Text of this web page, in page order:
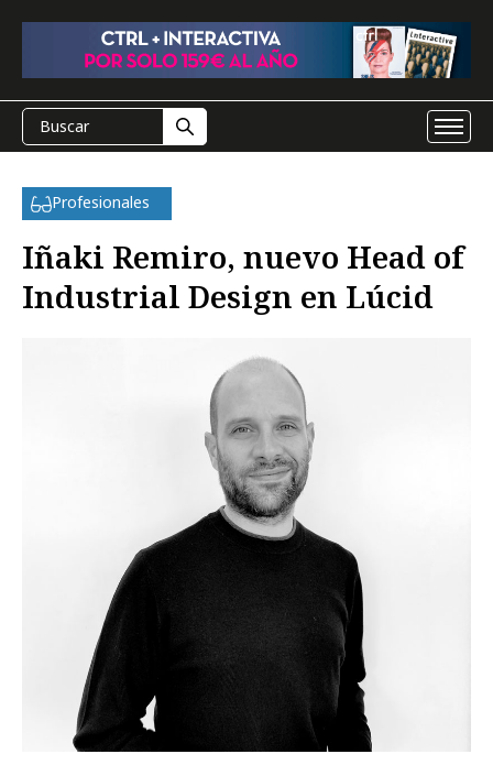
Profesionales
Iñaki Remiro, nuevo Head of
Industrial Design en Lúcid